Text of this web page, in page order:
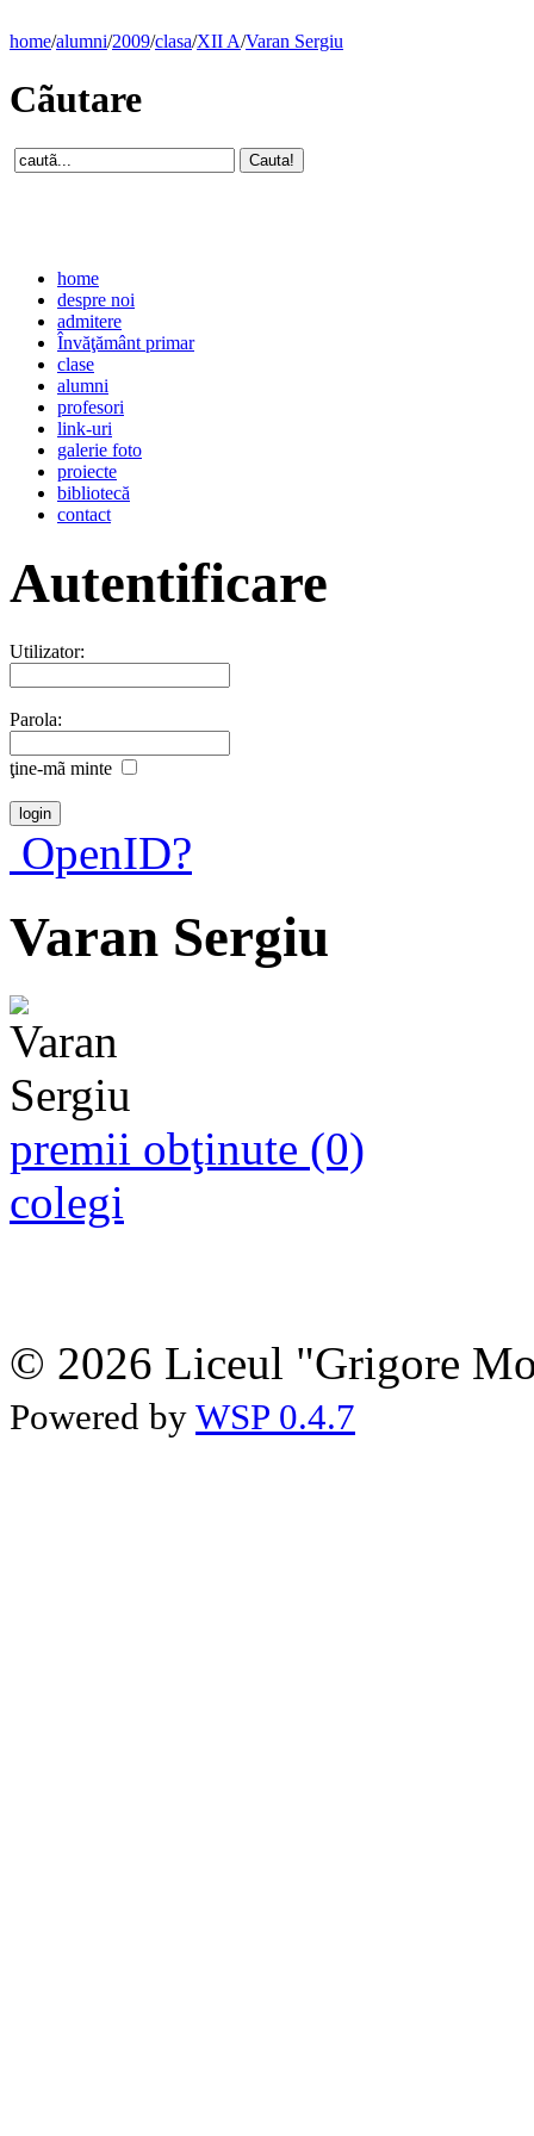
home/alumni/2009/clasa/XII A/Varan Sergiu
Cãutare
home
despre noi
admitere
Învăţământ primar
clase
alumni
profesori
link-uri
galerie foto
proiecte
bibliotecă
contact
Autentificare
Utilizator:
Parola:
ţine-mã minte
OpenID?
Varan Sergiu
premii obţinute (0)
colegi
© 2026 Liceul "Grigore
Powered by WSP 0.4.7